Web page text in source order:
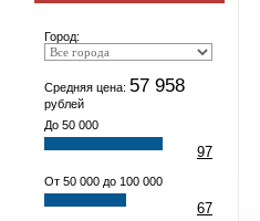
Город:
Средняя цена: 57 958
рублей
До 50 000
97
От 50 000 до 100 000
67